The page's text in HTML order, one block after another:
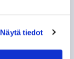
Näytä tiedot